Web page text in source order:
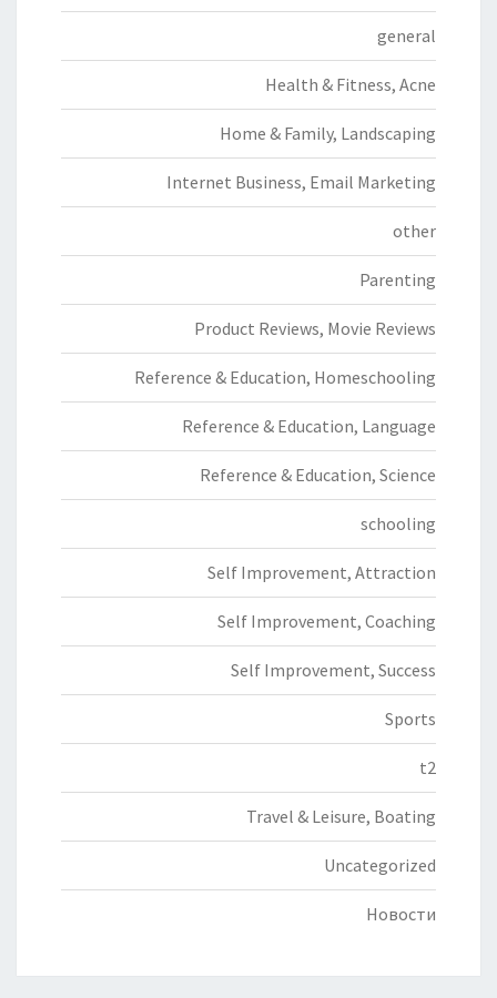
general
Health & Fitness, Acne
Home & Family, Landscaping
Internet Business, Email Marketing
other
Parenting
Product Reviews, Movie Reviews
Reference & Education, Homeschooling
Reference & Education, Language
Reference & Education, Science
schooling
Self Improvement, Attraction
Self Improvement, Coaching
Self Improvement, Success
Sports
t2
Travel & Leisure, Boating
Uncategorized
Новости